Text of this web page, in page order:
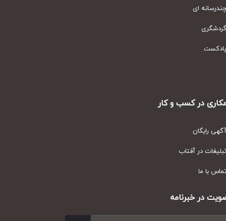
ای
در کسب و کار
رایگان
در آفتاب
با ما
در خبرنامه